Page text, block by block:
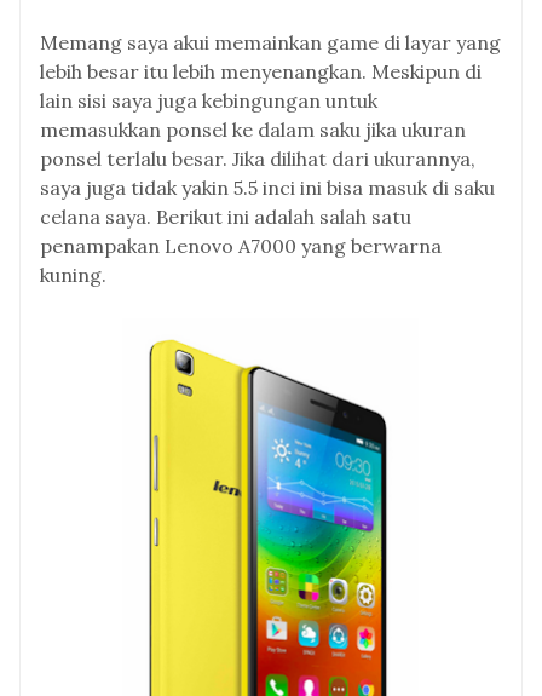
Memang saya akui memainkan game di layar yang
lebih besar itu lebih menyenangkan. Meskipun di
lain sisi saya juga kebingungan untuk
memasukkan ponsel ke dalam saku jika ukuran
ponsel terlalu besar. Jika dilihat dari ukurannya,
saya juga tidak yakin 5.5 inci ini bisa masuk di saku
celana saya. Berikut ini adalah salah satu
penampakan Lenovo A7000 yang berwarna
kuning.